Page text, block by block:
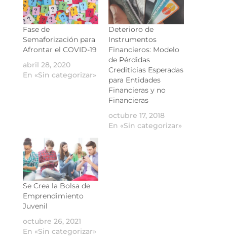
Fase de
Semaforización para
Afrontar el COVID-19
abril 28, 2020
En «Sin categorizar»
Deterioro de
Instrumentos
Financieros: Modelo
de Pérdidas
Crediticias Esperadas
para Entidades
Financieras y no
Financieras
octubre 17, 2018
En «Sin categorizar»
Se Crea la Bolsa de
Emprendimiento
Juvenil
octubre 26, 2021
En «Sin categorizar»